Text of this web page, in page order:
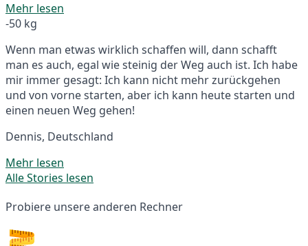
Mehr lesen
-50 kg
Wenn man etwas wirklich schaffen will, dann schafft
man es auch, egal wie steinig der Weg auch ist. Ich habe
mir immer gesagt: Ich kann nicht mehr zurückgehen
und von vorne starten, aber ich kann heute starten und
einen neuen Weg gehen!
Dennis, Deutschland
Mehr lesen
Alle Stories lesen
Probiere unsere anderen Rechner